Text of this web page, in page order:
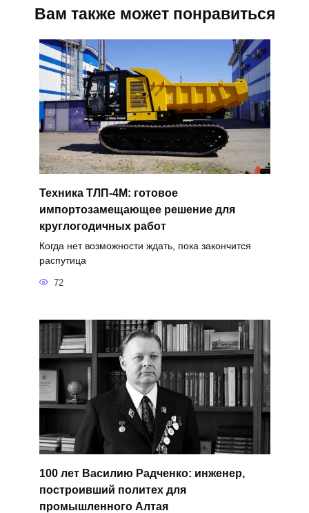
Вам также может понравиться
Техника ТЛП-4М: готовое
импортозамещающее решение для
круглогодичных работ
Когда нет возможности ждать, пока закончится
распутица
72
100 лет Василию Радченко: инженер,
построивший политех для
промышленного Алтая